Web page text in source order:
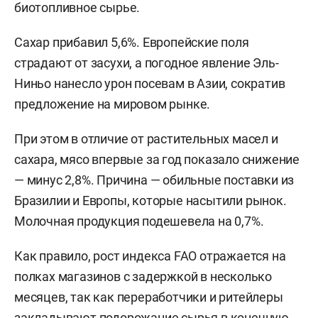
биотопливное сырье.
Сахар прибавил 5,6%. Европейские поля
страдают от засухи, а погодное явление Эль-
Ниньо нанесло урон посевам в Азии, сократив
предложение на мировом рынке.
При этом в отличие от растительных масел и
сахара, мясо впервые за год показало снижение
— минус 2,8%. Причина — обильные поставки из
Бразилии и Европы, которые насытили рынок.
Молочная продукция подешевела на 0,7%.
Как правило, рост индекса FAO отражается на
полках магазинов с задержкой в несколько
месяцев, так как переработчики и ритейлеры